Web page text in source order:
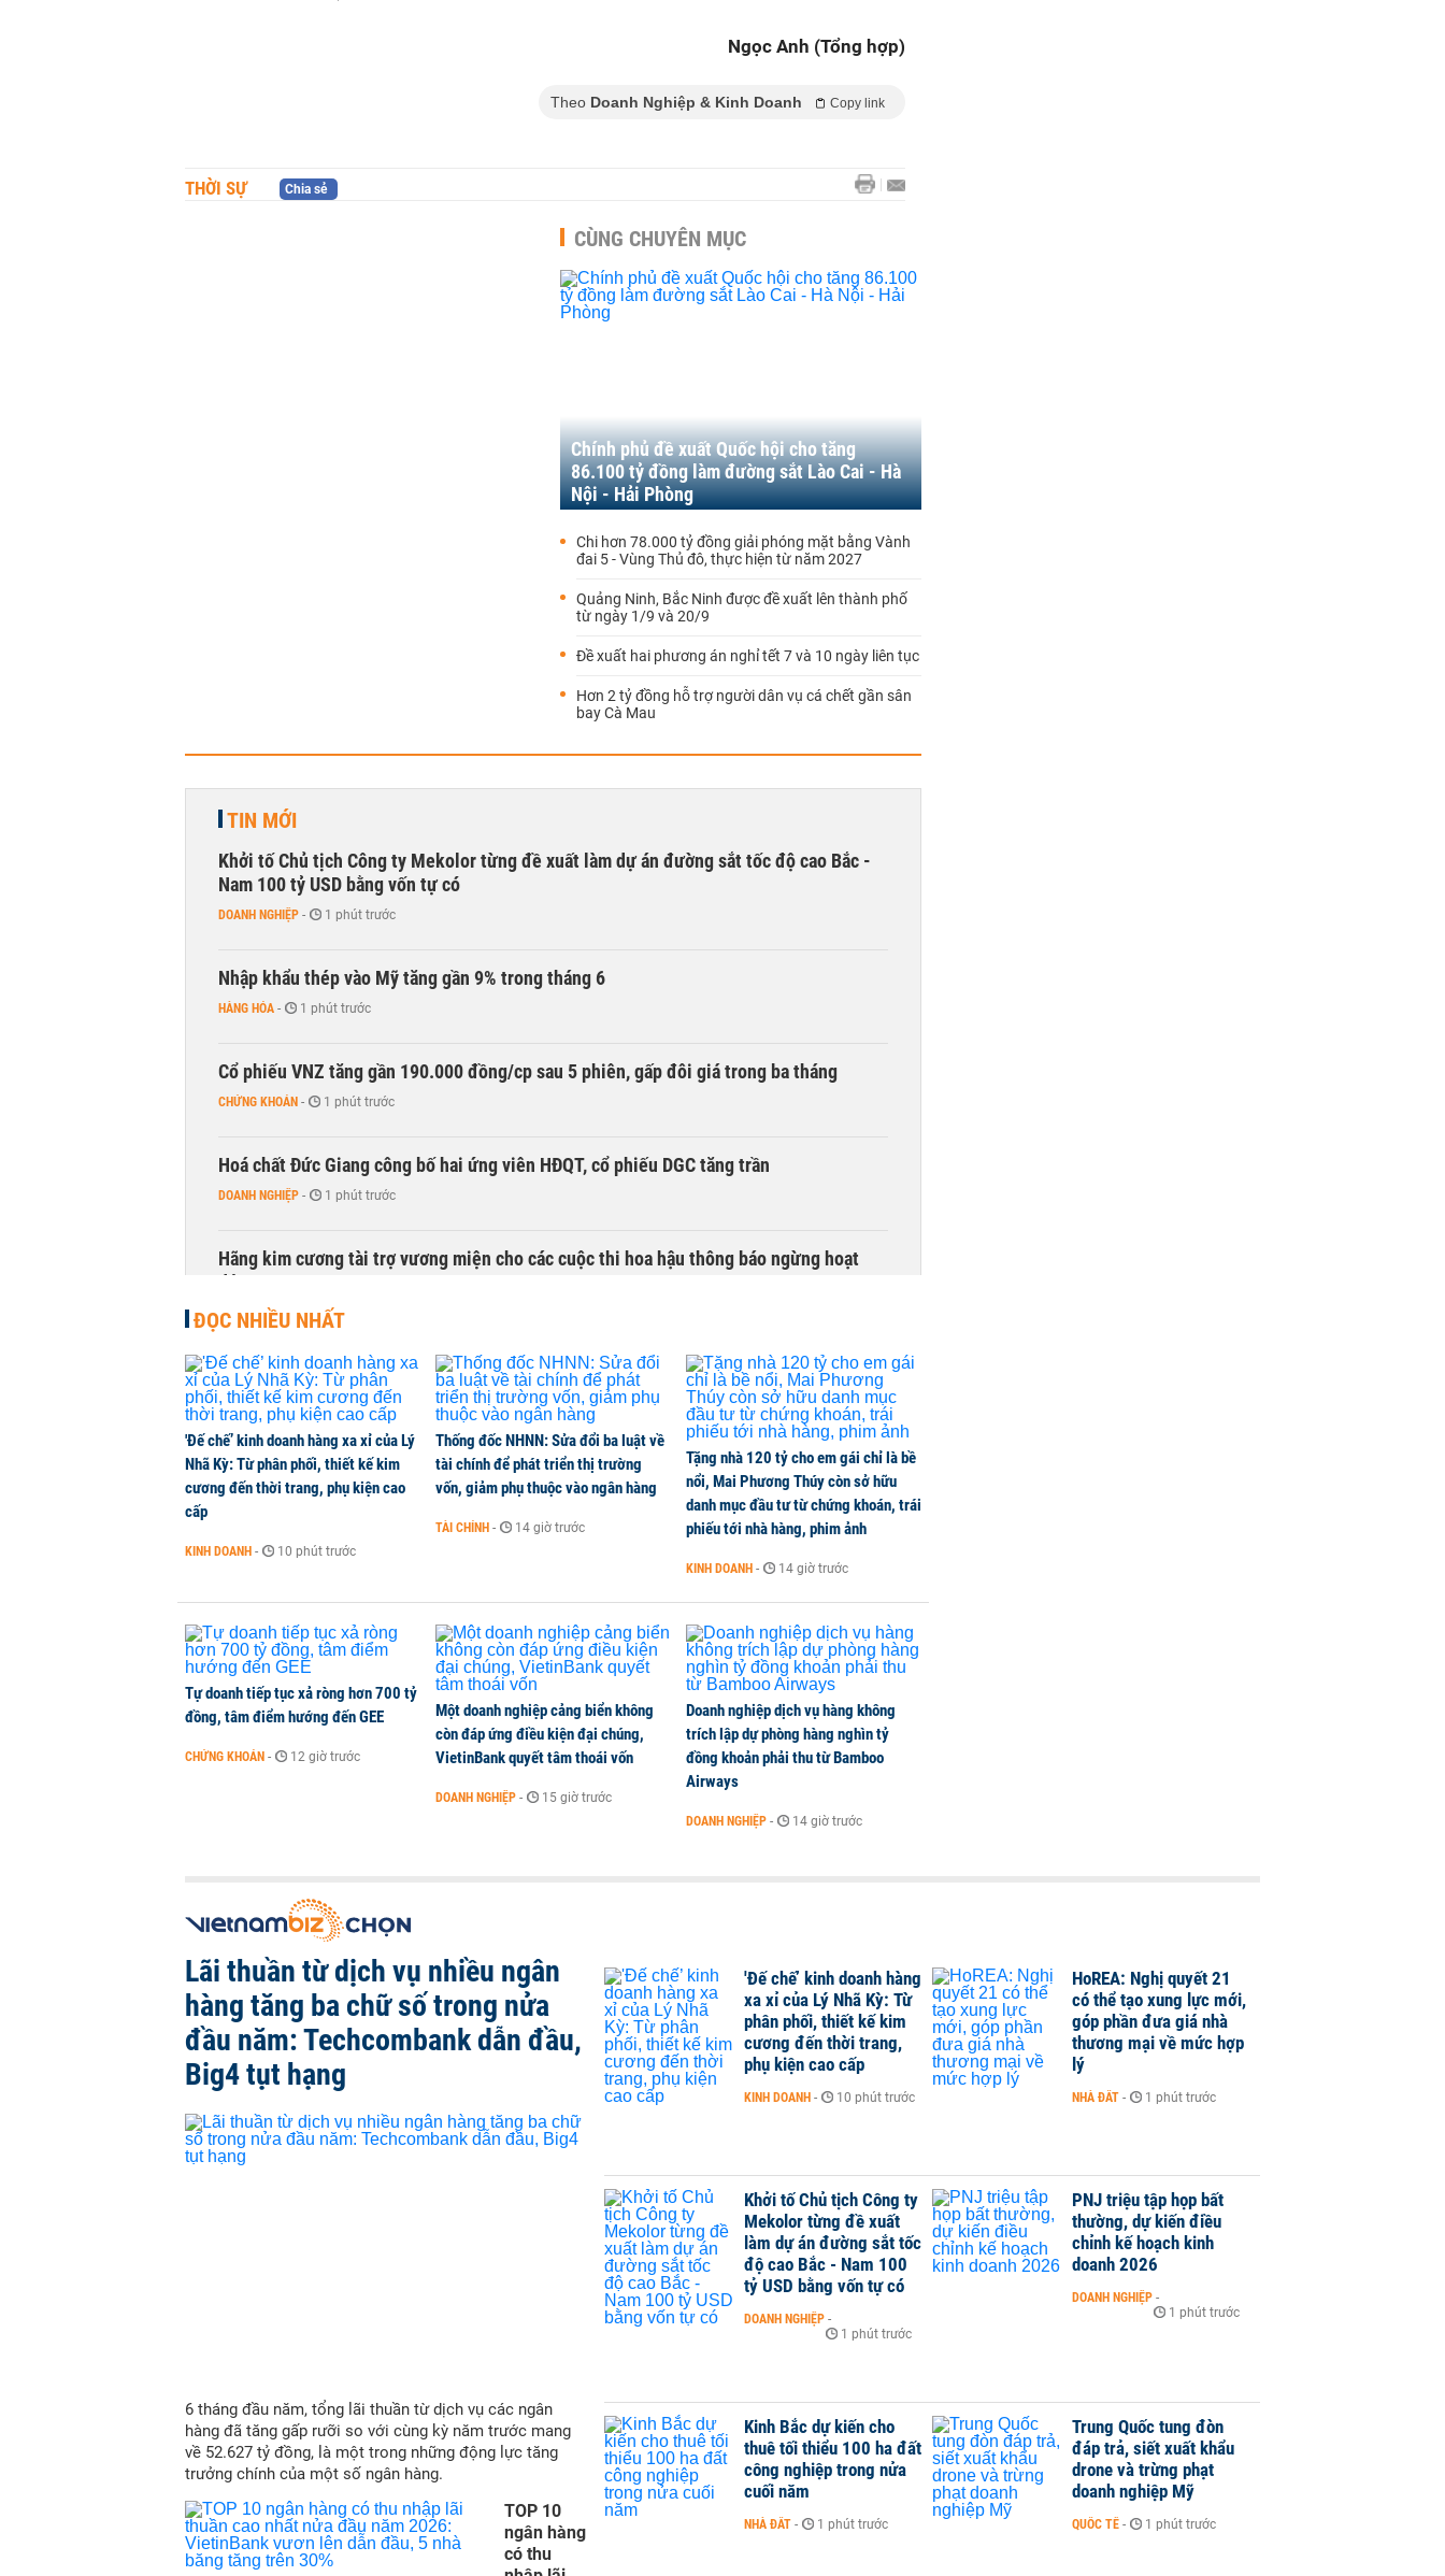
Ngọc Anh (Tổng hợp)
Theo Doanh Nghiệp & Kinh Doanh Copy link
THỜI SỰ Chia sẻ
CÙNG CHUYÊN MỤC
Chính phủ đề xuất Quốc hội cho tăng
86.100 tỷ đồng làm đường sắt Lào Cai - Hà
Nội - Hải Phòng
Chi hơn 78.000 tỷ đồng giải phóng mặt bằng Vành
đai 5 - Vùng Thủ đô, thực hiện từ năm 2027
Quảng Ninh, Bắc Ninh được đề xuất lên thành phố
từ ngày 1/9 và 20/9
Đề xuất hai phương án nghỉ tết 7 và 10 ngày liên tục
Hơn 2 tỷ đồng hỗ trợ người dân vụ cá chết gần sân
bay Cà Mau
TIN MỚI
Khởi tố Chủ tịch Công ty Mekolor từng đề xuất làm dự án đường sắt tốc độ cao Bắc -
Nam 100 tỷ USD bằng vốn tự có
DOANH NGHIỆP - 1 phút trước
Nhập khẩu thép vào Mỹ tăng gần 9% trong tháng 6
HÀNG HÓA - 1 phút trước
Cổ phiếu VNZ tăng gần 190.000 đồng/cp sau 5 phiên, gấp đôi giá trong ba tháng
CHỨNG KHOÁN - 1 phút trước
Hoá chất Đức Giang công bố hai ứng viên HĐQT, cổ phiếu DGC tăng trần
DOANH NGHIỆP - 1 phút trước
Hãng kim cương tài trợ vương miện cho các cuộc thi hoa hậu thông báo ngừng hoạt
động
KINH DOANH - 1 phút trước
Trùm phân phối ô tô hạng sang lãi đậm khi chuyển hướng buôn xe VinFast
KINH DOANH - 1 phút trước
Chính phủ đề xuất Quốc hội cho tăng 86.100 tỷ đồng làm đường sắt Lào Cai - Hà Nội -
Hải Phòng
năm 2027
THỜI SỰ - 1 phút trước
ĐỌC NHIỀU NHẤT
'Đế chế’ kinh doanh hàng xa xỉ của Lý
Nhã Kỳ: Từ phân phối, thiết kế kim
cương đến thời trang, phụ kiện cao
cấp
KINH DOANH - 10 phút trước
Thống đốc NHNN: Sửa đổi ba luật về
tài chính để phát triển thị trường
vốn, giảm phụ thuộc vào ngân hàng
TÀI CHÍNH - 14 giờ trước
Tặng nhà 120 tỷ cho em gái chỉ là bề
nổi, Mai Phương Thúy còn sở hữu
danh mục đầu tư từ chứng khoán, trái
phiếu tới nhà hàng, phim ảnh
KINH DOANH - 14 giờ trước
Tự doanh tiếp tục xả ròng hơn 700 tỷ
đồng, tâm điểm hướng đến GEE
CHỨNG KHOÁN - 12 giờ trước
Một doanh nghiệp cảng biển không
còn đáp ứng điều kiện đại chúng,
VietinBank quyết tâm thoái vốn
DOANH NGHIỆP - 15 giờ trước
Doanh nghiệp dịch vụ hàng không
trích lập dự phòng hàng nghìn tỷ
đồng khoản phải thu từ Bamboo
Airways
DOANH NGHIỆP - 14 giờ trước
Lãi thuần từ dịch vụ nhiều ngân
hàng tăng ba chữ số trong nửa
đầu năm: Techcombank dẫn đầu,
Big4 tụt hạng
6 tháng đầu năm, tổng lãi thuần từ dịch vụ các ngân
hàng đã tăng gấp rưỡi so với cùng kỳ năm trước mang
về 52.627 tỷ đồng, là một trong những động lực tăng
trưởng chính của một số ngân hàng.
TOP 10
ngân hàng
có thu
'Đế chế’ kinh doanh hàng
xa xỉ của Lý Nhã Kỳ: Từ
phân phối, thiết kế kim
cương đến thời trang,
phụ kiện cao cấp
KINH DOANH - 10 phút trước
HoREA: Nghị quyết 21
có thể tạo xung lực mới,
góp phần đưa giá nhà
thương mại về mức hợp
lý
NHÀ ĐẤT - 1 phút trước
Khởi tố Chủ tịch Công ty
Mekolor từng đề xuất
làm dự án đường sắt tốc
độ cao Bắc - Nam 100
tỷ USD bằng vốn tự có
DOANH NGHIỆP -
1 phút trước
PNJ triệu tập họp bất
thường, dự kiến điều
chỉnh kế hoạch kinh
doanh 2026
DOANH NGHIỆP -
1 phút trước
Kinh Bắc dự kiến cho
thuê tối thiểu 100 ha đất
công nghiệp trong nửa
cuối năm
NHÀ ĐẤT - 1 phút trước
Trung Quốc tung đòn
đáp trả, siết xuất khẩu
drone và trừng phạt
doanh nghiệp Mỹ
QUỐC TẾ - 1 phút trước